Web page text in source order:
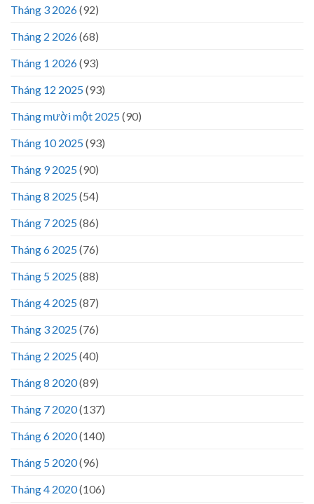
Tháng 3 2026(92)
Tháng 2 2026(68)
Tháng 1 2026(93)
Tháng 12 2025(93)
Tháng mười một 2025(90)
Tháng 10 2025(93)
Tháng 9 2025(90)
Tháng 8 2025(54)
Tháng 7 2025(86)
Tháng 6 2025(76)
Tháng 5 2025(88)
Tháng 4 2025(87)
Tháng 3 2025(76)
Tháng 2 2025(40)
Tháng 8 2020(89)
Tháng 7 2020(137)
Tháng 6 2020(140)
Tháng 5 2020(96)
Tháng 4 2020(106)